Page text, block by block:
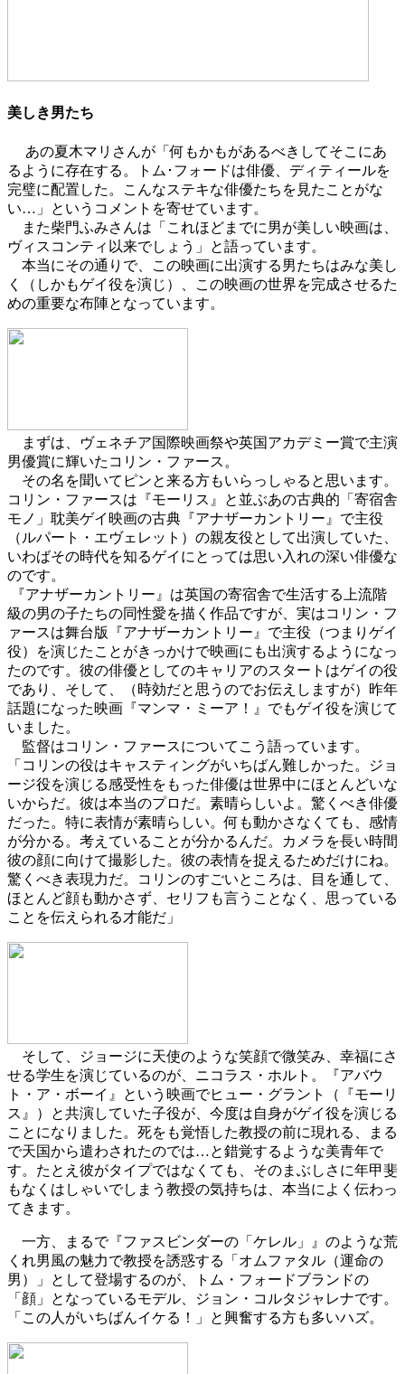
美しき男たち
あの夏木マリさんが「何もかもがあるべきしてそこにあ
るように存在する。トム･フォードは俳優、ディティールを
完璧に配置した。こんなステキな俳優たちを見たことがな
い… 」というコメントを寄せています。
また柴門ふみさんは「これほどまでに男が美しい映画は、
ヴィスコンティ以来でしょう」と語っています。
本当にその通りで、この映画に出演する男たちはみな美し
く（しかもゲイ役を演じ）、この映画の世界を完成させるた
めの重要な布陣となっています。
まずは、ヴェネチア国際映画祭や英国アカデミー賞で主演
男優賞に輝いたコリン・ファース。
その名を聞いてピンと来る方もいらっしゃると思います。
コリン・ファースは『モーリス』と並ぶあの古典的「寄宿舎
モノ」耽美ゲイ映画の古典『アナザーカントリー』で主役
（ルパート・エヴェレット）の親友役として出演していた、
いわばその時代を知るゲイにとっては思い入れの深い俳優な
のです。
『アナザーカントリー』は英国の寄宿舎で生活する上流階
級の男の子たちの同性愛を描く作品ですが、実はコリン・フ
ァースは舞台版『アナザーカントリー』で主役（つまりゲイ
役）を演じたことがきっかけで映画にも出演するようになっ
たのです。彼の俳優としてのキャリアのスタートはゲイの役
であり、そして、（時効だと思うのでお伝えしますが）昨年
話題になった映画『マンマ・ミーア！』でもゲイ役を演じて
いました。
監督はコリン・ファースについてこう語っています。
「コリンの役はキャスティングがいちばん難しかった。ジョ
ージ役を演じる感受性をもった俳優は世界中にほとんどいな
いからだ。彼は本当のプロだ。素晴らしいよ。驚くべき俳優
だった。特に表情が素晴らしい。何も動かさなくても、感情
が分かる。考えていることが分かるんだ。カメラを長い時間
彼の顔に向けて撮影した。彼の表情を捉えるためだけにね。
驚くべき表現力だ。コリンのすごいところは、目を通して、
ほとんど顔も動かさず、セリフも言うことなく、思っている
ことを伝えられる才能だ」
そして、ジョージに天使のような笑顔で微笑み、幸福にさ
せる学生を演じているのが、ニコラス・ホルト。『アバウ
ト・ア・ボーイ』という映画でヒュー・グラント（『モーリ
ス』）と共演していた子役が、今度は自身がゲイ役を演じる
ことになりました。死をも覚悟した教授の前に現れる、まる
で天国から遣わされたのでは…と錯覚するような美青年で
す。たとえ彼がタイプではなくても、そのまぶしさに年甲斐
もなくはしゃいでしまう教授の気持ちは、本当によく伝わっ
てきます。
一方、まるで『ファスビンダーの「ケレル」』のような荒
くれ男風の魅力で教授を誘惑する「オムファタル（運命の
男）」として登場するのが、トム・フォードブランドの
「顔」となっているモデル、ジョン・コルタジャレナです。
「この人がいちばんイケる！」と興奮する方も多いハズ。